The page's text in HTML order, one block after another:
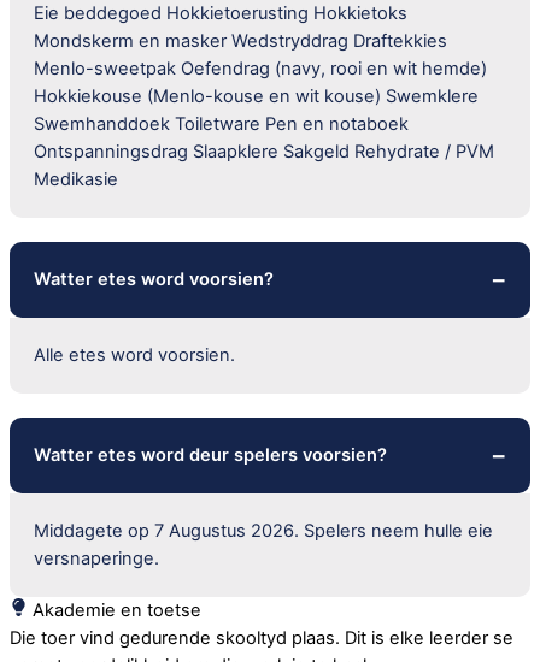
Eie beddegoed Hokkietoerusting Hokkietoks
Mondskerm en masker Wedstryddrag Draftekkies
Menlo-sweetpak Oefendrag (navy, rooi en wit hemde)
Hokkiekouse (Menlo-kouse en wit kouse) Swemklere
Swemhanddoek Toiletware Pen en notaboek
Ontspanningsdrag Slaapklere Sakgeld Rehydrate / PVM
Medikasie
Watter etes word voorsien?
Alle etes word voorsien.
Watter etes word deur spelers voorsien?
Middagete op 7 Augustus 2026. Spelers neem hulle eie
versnaperinge.
Akademie en toetse
Die toer vind gedurende skooltyd plaas. Dit is elke leerder se